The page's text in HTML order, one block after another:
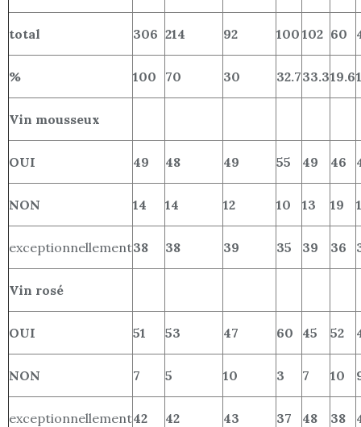
total 306 214 92 100 102 60
% 100 70 30 32.733.319.6
Vin mousseux
OUI 49 48 49 55 49 46
NON 14 14 12 10 13 19
exceptionnellement38 38 39 35 39 36
Vin rosé
OUI 51 53 47 60 45 52
NON 7 5 10 3 7 10
exceptionnellement42 42 43 37 48 38